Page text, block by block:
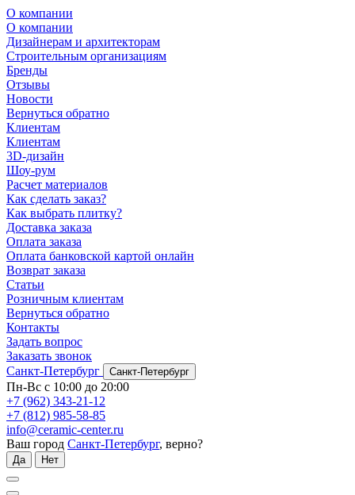
О компании
О компании
Дизайнерам и архитекторам
Строительным организациям
Бренды
Отзывы
Новости
Вернуться обратно
Клиентам
Клиентам
3D-дизайн
Шоу-рум
Расчет материалов
Как сделать заказ?
Как выбрать плитку?
Доставка заказа
Оплата заказа
Оплата банковской картой онлайн
Возврат заказа
Статьи
Розничным клиентам
Вернуться обратно
Контакты
Задать вопрос
Заказать звонок
Санкт-Петербург
Санкт-Петербург
Пн-Вс с 10:00 до 20:00
+7 (962) 343-21-12
+7 (812) 985-58-85
info@ceramic-center.ru
Ваш город Санкт-Петербург, верно?
Да Нет